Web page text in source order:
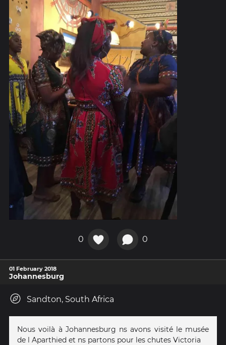
0 0
01 February 2018
Johannesburg
Sandton, South Africa
Nous voilà à Johannesburg ns avons visité le musée
de l Aparthied et ns partons pour les chutes Victoria